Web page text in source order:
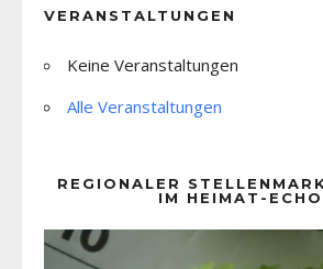
VERANSTALTUNGEN
Keine Veranstaltungen
Alle Veranstaltungen
REGIONALER
IM HEIMAT-ECHO